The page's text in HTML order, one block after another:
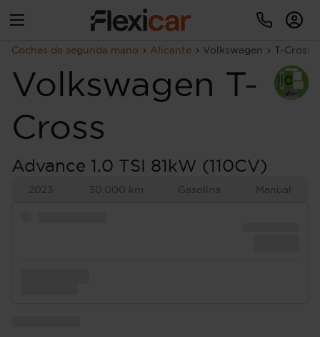
Coches de segunda mano Alicante Volkswagen T-Cross
Volkswagen T-
Cross
Advance 1.0 TSI 81kW (110CV)
2023 30.000 km Gasolina Manual